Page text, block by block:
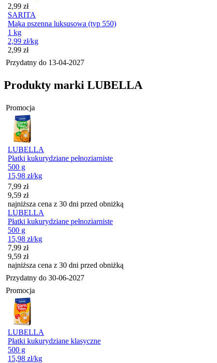
Cena
2,99 zł
SARITA
Mąka pszenna luksusowa (typ 550)
1 kg
2,99 zł/kg
Cena
2,99 zł
Przydatny do 13-04-2027
Produkty marki LUBELLA
Promocja
LUBELLA
Płatki kukurydziane pełnoziarniste
500 g
15,98 zł/kg
Cena promocyjna
7,99 zł
9,59 zł
najniższa cena z 30 dni przed obniżką
LUBELLA
Płatki kukurydziane pełnoziarniste
500 g
15,98 zł/kg
Cena promocyjna
7,99 zł
9,59 zł
najniższa cena z 30 dni przed obniżką
Przydatny do 30-06-2027
Promocja
LUBELLA
Płatki kukurydziane klasyczne
500 g
15,98 zł/kg